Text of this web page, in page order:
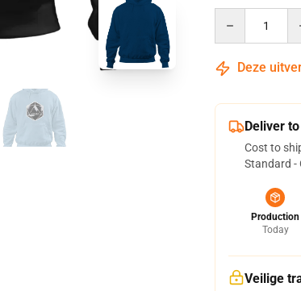
Deze
Deliver
Cost to
Standard -
Production
Today
Veilige